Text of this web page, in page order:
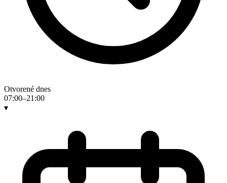
Otvorené dnes
07:00–21:00
▾